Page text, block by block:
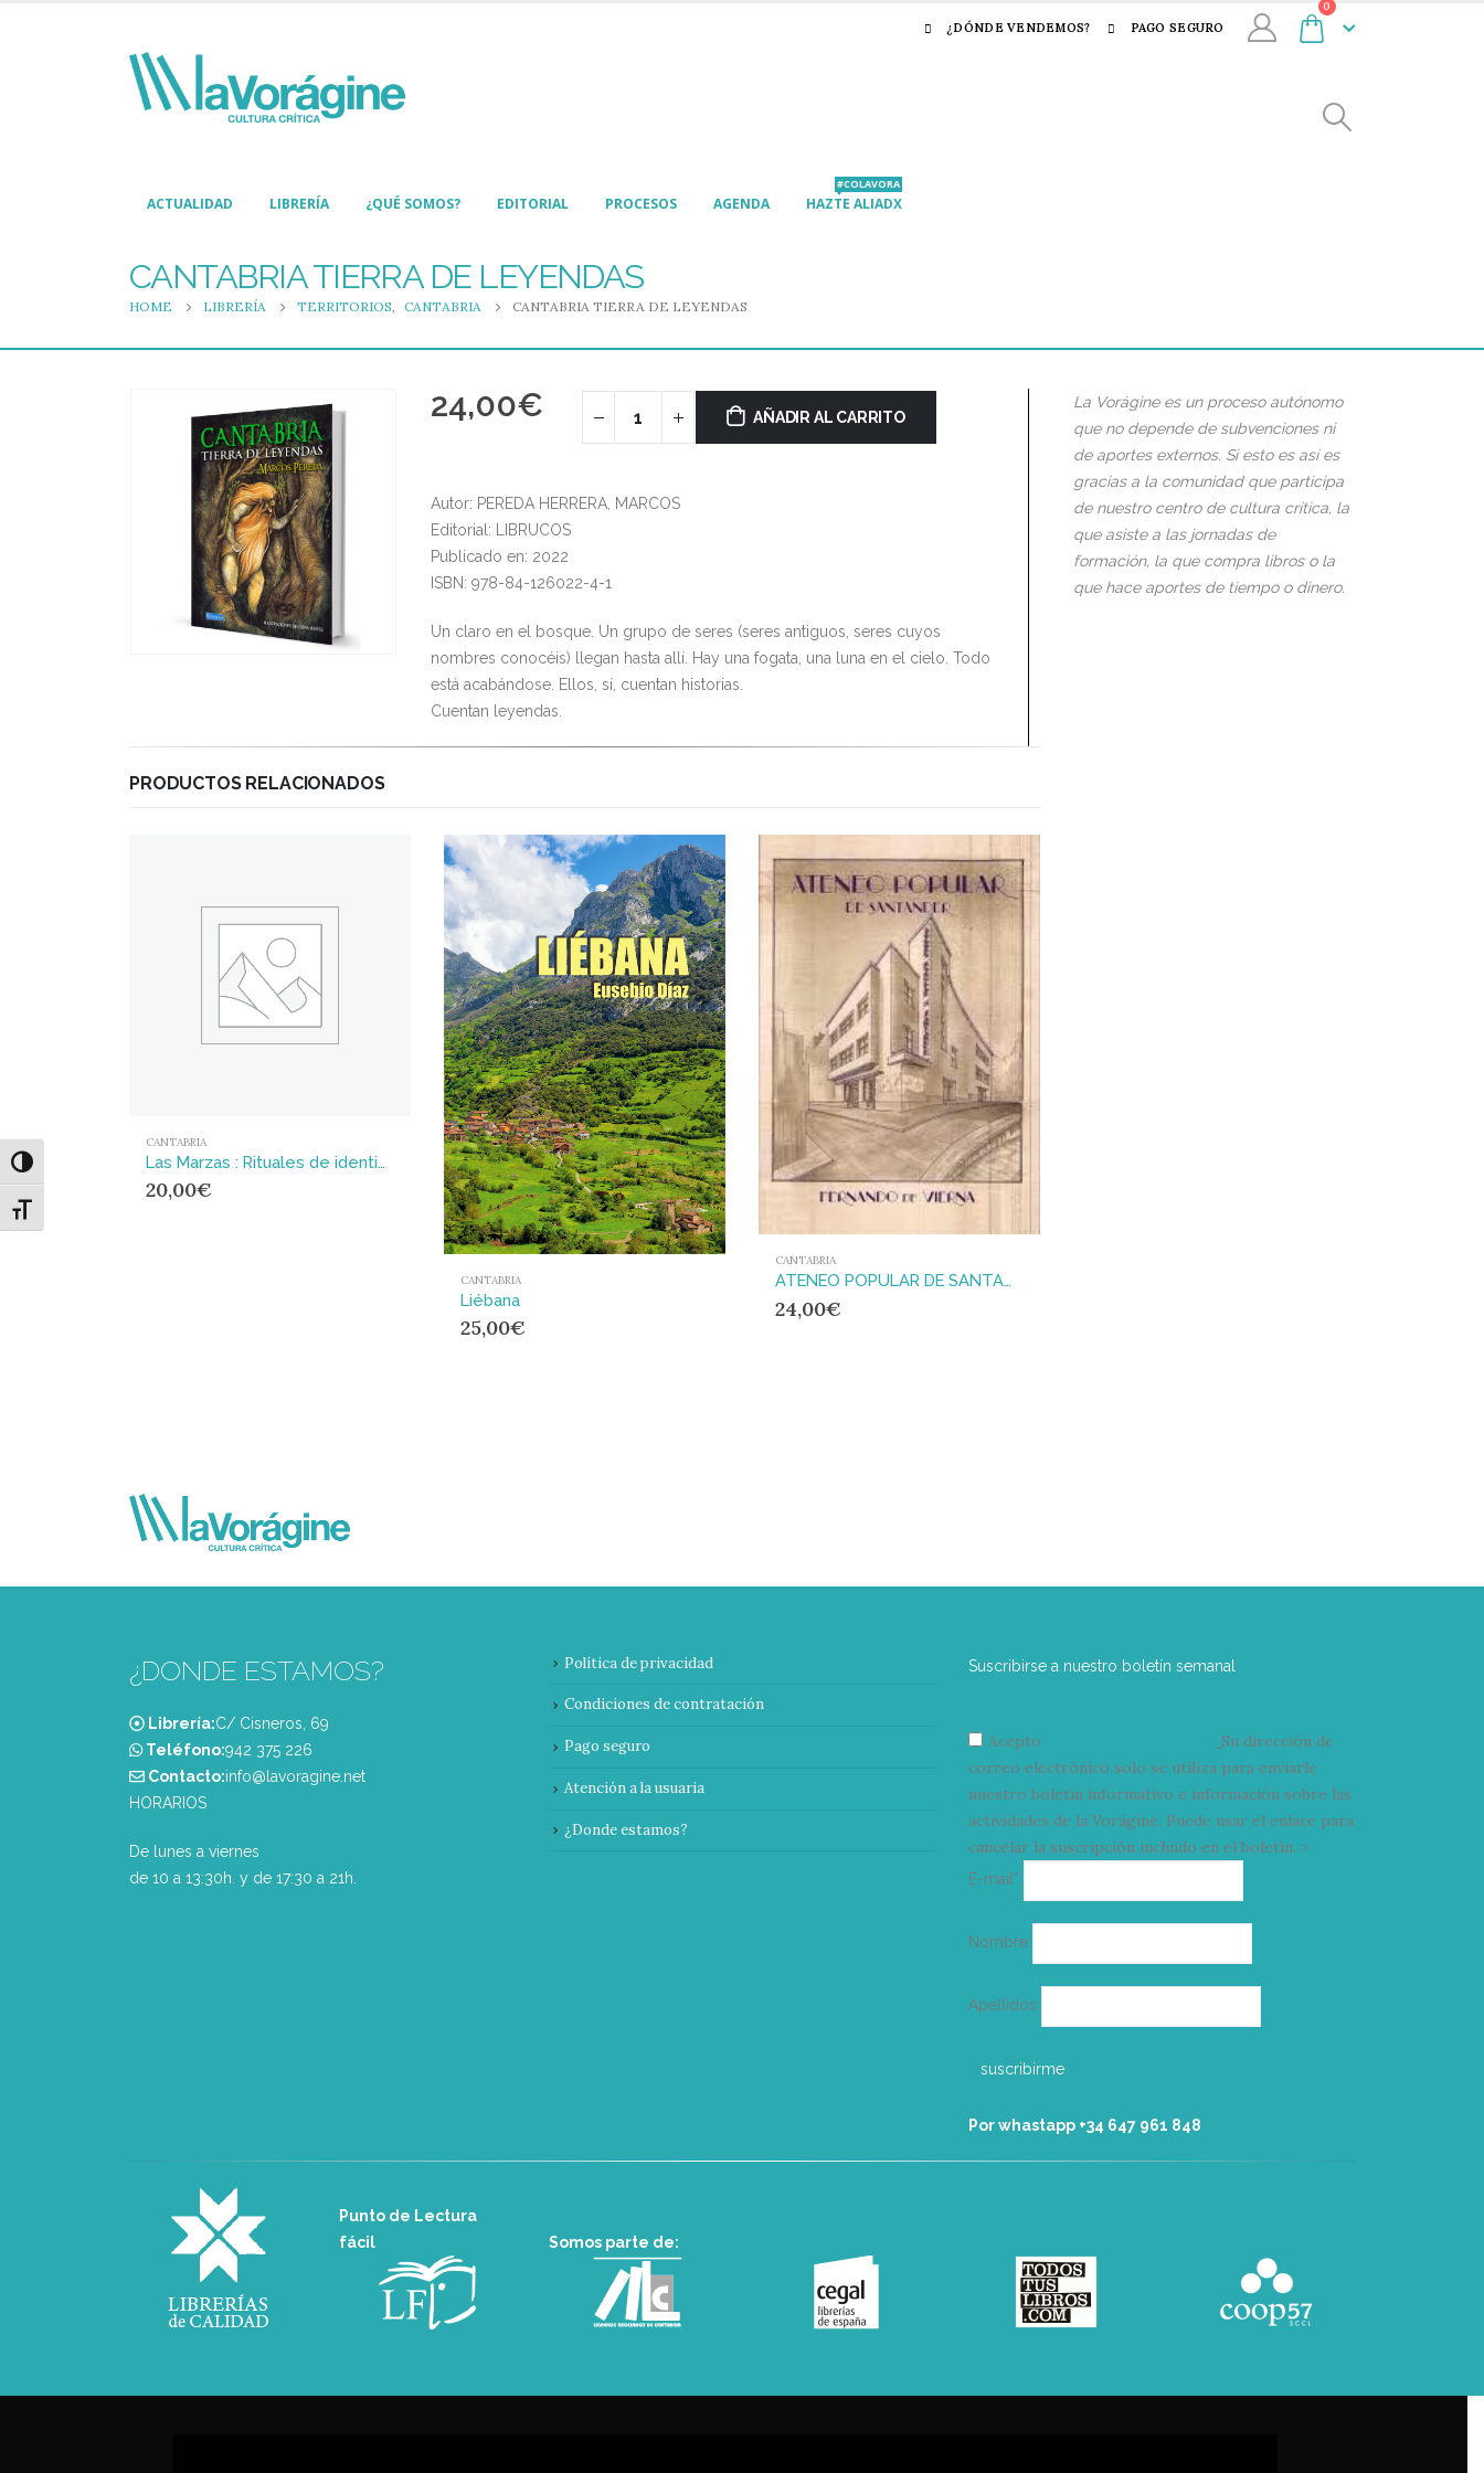
Alternar alto contraste
Alternar tamaño de letra
¿DÓNDE VENDEMOS? PAGO SEGURO
0
ACTUALIDAD LIBRERÍA ¿QUÉ SOMOS? EDITORIAL PROCESOS AGENDA HAZTE ALIADX
#COLAVORA
CANTABRIA TIERRA DE LEYENDAS
HOME LIBRERÍA TERRITORIOS, CANTABRIA CANTABRIA TIERRA DE LEYENDAS
24,00€ AÑADIR AL CARRITO
Autor: PEREDA HERRERA, MARCOS
Editorial: LIBRUCOS
Publicado en: 2022
ISBN: 978-84-126022-4-1
Un claro en el bosque. Un grupo de seres (seres antiguos, seres cuyos
nombres conocéis) llegan hasta allí. Hay una fogata, una luna en el cielo. Todo
está acabándose. Ellos, sí, cuentan historias.
Cuentan leyendas.
PRODUCTOS RELACIONADOS
CANTABRIA
Las Marzas : Rituales de identidad y sociabilidad masculinas
20,00€
CANTABRIA
Liébana
25,00€
CANTABRIA
ATENEO POPULAR DE SANTANDER
24,00€
La Vorágine es un proceso autónomo
que no depende de subvenciones ni
de aportes externos. Si esto es así es
gracias a la comunidad que participa
de nuestro centro de cultura crítica, la
que asiste a las jornadas de
formación, la que compra libros o la
que hace aportes de tiempo o dinero.
¿DONDE ESTAMOS?
Librería:C/ Cisneros, 69
Teléfono:‭942 375 226‬
Contacto:info@lavoragine.net
HORARIOS
De lunes a viernes
de 10 a 13:30h. y de 17:30 a 21h.
Política de privacidad
Condiciones de contratación
Pago seguro
Atención a la usuaria
¿Donde estamos?
Suscribirse a nuestro boletín semanal
Acepto
Su dirección de
correo electrónico solo se utiliza para enviarle
nuestro boletín informativo e información sobre las
actividades de la Vorágine. Puede usar el enlace para
cancelar la suscripción incluido en el boletín. >
E-mail*
electrónico
Nombre
Apellidos
Por whastapp +34 ‭647 961 848‬
Punto de Lectura
fácil
Somos parte de: